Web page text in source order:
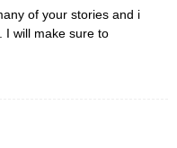
of your stories and i
I will make sure to